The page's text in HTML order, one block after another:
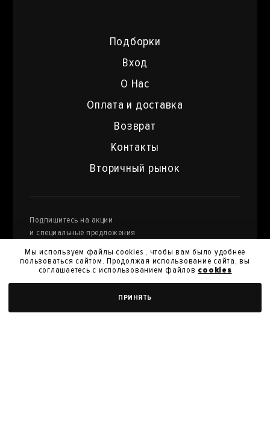
ДОБАВИТЬ В КОРЗИНУ
Подборки
Вход
О Нас
Оплата и доставка
Возврат
Контакты
Вторичный рынок
Подпишитесь на акции
и специальные предложения
и их передачу для получения кэшбэк.
Я согласен сполитикой конфиденциальности
Мы используем файлы cookies , чтобы вам было удобнее
пользоваться сайтом. Продолжая использование сайта, вы
соглашаетесь с использованием файлов cookies
ПРИНЯТЬ